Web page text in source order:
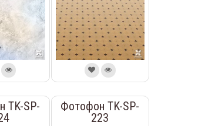
TK-SP-
Фотофон TK-SP-
223